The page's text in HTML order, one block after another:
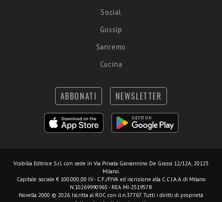
Social
Gossip
Sanremo
Cucina
ABBONATI NEWSLETTER
Visibilia Editrice S.r.l. con sede in Via Privata Giovannino De Grassi 12/12A, 20123
Milano.
Capitale sociale € 100.000,00 I.V. - C.F./P.IVA ed iscrizione alla C.C.I.A.A. di Milano
N.10269990965 - REA MI-2519578.
Novella 2000 © 2026. Iscritta al ROC con il n.37767. Tutti i diritti di proprietà